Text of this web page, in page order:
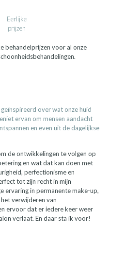
Eerlijke
prijzen
behandelprijzen voor al onze
over wat onze huid
ervan om mensen aandacht
en even uit de dagelijkse
de ontwikkelingen te volgen op
en wat dat kan doen met
perfectionisme en
tot zijn recht in mijn
ervaring in permanente make-up,
verwijderen van
ervoor dat er iedere keer weer
verlaat. En daar sta ik voor!